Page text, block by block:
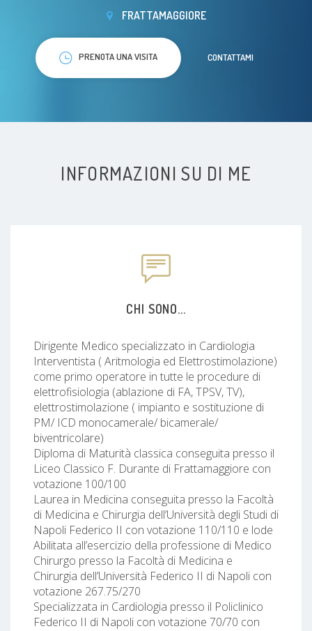
FRATTAMAGGIORE
PRENOTA UNA VISITA CONTATTAMI
INFORMAZIONI SU DI ME
CHI SONO...
Dirigente Medico specializzato in Cardiologia
Interventista ( Aritmologia ed Elettrostimolazione)
come primo operatore in tutte le procedure di
elettrofisiologia (ablazione di FA, TPSV, TV),
elettrostimolazione ( impianto e sostituzione di
PM/ ICD monocamerale/ bicamerale/
biventricolare)
Diploma di Maturità classica conseguita presso il
Liceo Classico F. Durante di Frattamaggiore con
votazione 100/100
Laurea in Medicina conseguita presso la Facoltà
di Medicina e Chirurgia dell’Università degli Studi di
Napoli Federico II con votazione 110/110 e lode
Abilitata all’esercizio della professione di Medico
Chirurgo presso la Facoltà di Medicina e
Chirurgia dell’Università Federico II di Napoli con
votazione 267.75/270
Specializzata in Cardiologia presso il Policlinico
Federico II di Napoli con votazione 70/70 con